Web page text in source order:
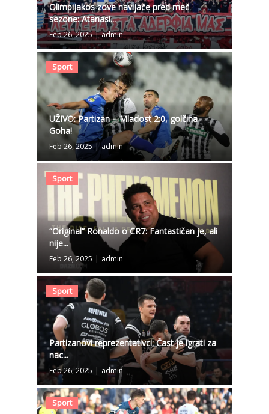
Olimpijakos zove navijače pred meč
sezone: Atanasi...
Feb 26, 2025 | admin
Sport
UŽIVO: Partizan – Mladost 2:0, golčina
Goha!
Feb 26, 2025 | admin
Sport
“Original” Ronaldo o CR7: Fantastičan je, ali
nije...
Feb 26, 2025 | admin
Sport
Partizanovi reprezentativci: Čast je igrati za
nac...
Feb 26, 2025 | admin
Sport